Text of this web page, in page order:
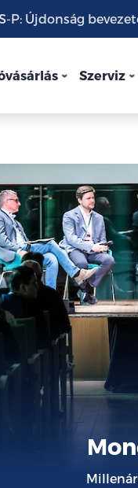
P: Újdonság
Szerviz